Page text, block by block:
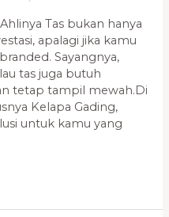
Tas bukan hanya
apalagi jika kamu
Sayangnya,
tas juga butuh
tetap tampil mewah.Di
Kelapa Gading,
untuk kamu yang